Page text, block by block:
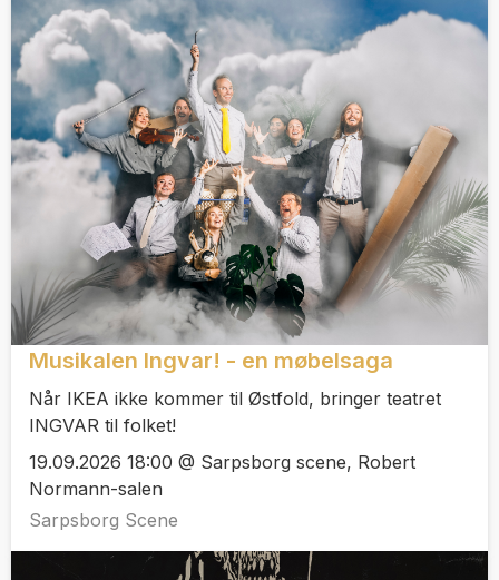
Musikalen Ingvar! - en møbelsaga
Når IKEA ikke kommer til Østfold, bringer teatret
INGVAR til folket!
19.09.2026 18:00 @ Sarpsborg scene, Robert
Normann-salen
Sarpsborg Scene